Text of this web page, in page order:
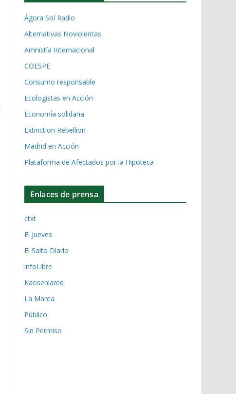
Ágora Sol Radio
Alternativas Noviolentas
Amnistía Internacional
COESPE
Consumo responsable
Ecologistas en Acción
Economía solidaria
Extinction Rebellion
Madrid en Acción
Plataforma de Afectados por la Hipoteca
Enlaces de prensa
ctxt
El Jueves
El Salto Diario
infoLibre
Kaosenlared
La Marea
Público
Sin Permiso